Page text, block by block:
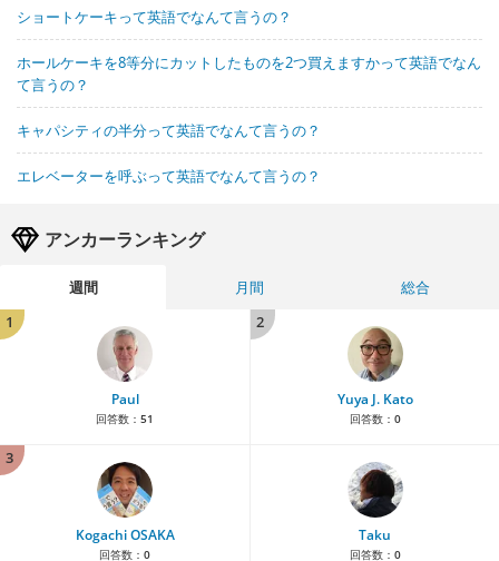
ショートケーキって英語でなんて言うの？
ホールケーキを8等分にカットしたものを2つ買えますかって英語でなん
て言うの？
キャパシティの半分って英語でなんて言うの？
エレベーターを呼ぶって英語でなんて言うの？
アンカーランキング
週間 月間
総合
1
Paul
回答数： 51
2
Yuya J. Kato
回答数： 0
3
Kogachi OSAKA
回答数： 0
Taku
回答数： 0